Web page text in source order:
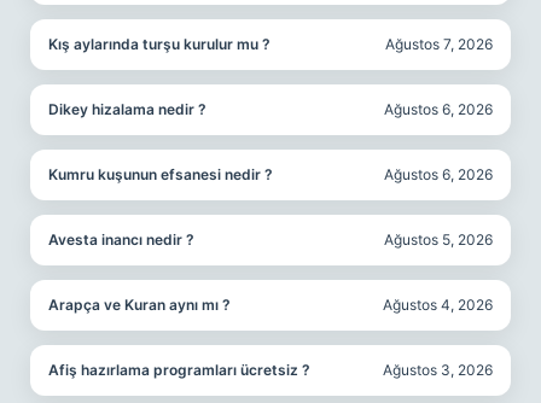
Kış aylarında turşu kurulur mu ? Ağustos 7, 2026
Dikey hizalama nedir ? Ağustos 6, 2026
Kumru kuşunun efsanesi nedir ? Ağustos 6, 2026
Avesta inancı nedir ? Ağustos 5, 2026
Arapça ve Kuran aynı mı ? Ağustos 4, 2026
Afiş hazırlama programları ücretsiz ? Ağustos 3, 2026